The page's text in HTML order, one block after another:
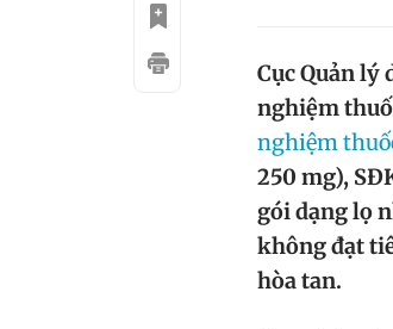
Cục Quản lý
nghiệm
nghiệm
250 mg),
gói dạng lọ
không đạt
hòa tan.